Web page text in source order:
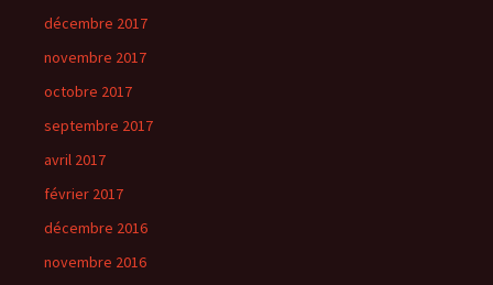
décembre 2017
novembre 2017
octobre 2017
septembre 2017
avril 2017
février 2017
décembre 2016
novembre 2016